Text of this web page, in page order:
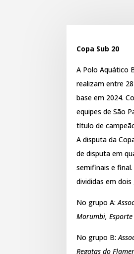
Copa Sub 20
A Polo Aquático
realizam entre
base em 2024.
equipes de São
título de
A disputa da
de disputa em
semifinais e
divididas em dois
No grupo A:
Morumbi,
No grupo B:
Regatas do